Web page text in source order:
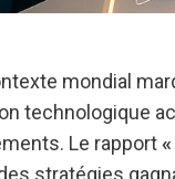
mondial
technologique
Le rapport«
stratégies